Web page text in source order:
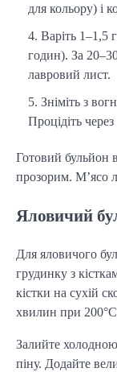
для кольору) і
Варіть 1–1,5
годин). За
лавровий лист.
Зніміть з
Процідіть
Готовий бульйон
прозорим. М’ясо
Яловичий
Для яловичого
грудинку з
кістки на сухій
хвилин при
Залийте
піну. Додайте